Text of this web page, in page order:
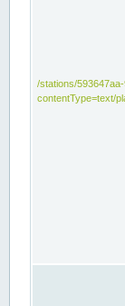
/stations/
contentType=text/